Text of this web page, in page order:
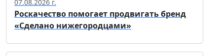
07.08.2026 г.
Роскачество помогает продвигать бренд
«Сделано нижегородцами»